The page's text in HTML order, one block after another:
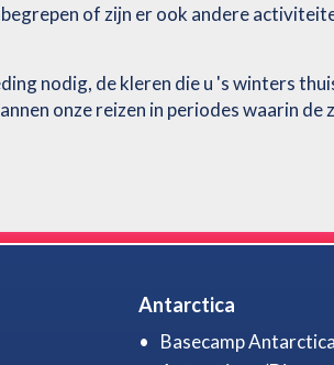
of zijn er ook andere
nodig, de kleren die u 's winters
onze reizen in periodes waarin
Antarctica
Basecamp Antarctica